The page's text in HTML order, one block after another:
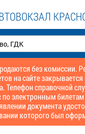
без комиссии.
на сайте
Телефон справочной
по электронным
документа
которого был